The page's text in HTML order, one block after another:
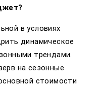
в условиях
динамическое
трендами.
на сезонные
стоимости